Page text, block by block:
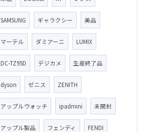
SAMSUNG ギャラクシー 美品
マーテル ダミアーニ LUMIX
DC-TZ95D デジカメ 生産終了品
dyson ゼニス ZENITH
アップルウォッチ ipadmini 未開封
アップル製品 フェンディ FENDI